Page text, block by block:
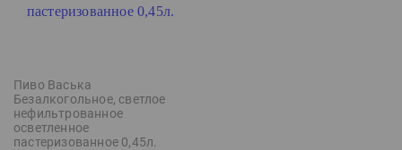
Пиво Васька
Безалкогольное, светлое
нефильтрованное
осветленное
пастеризованное 0,45л.